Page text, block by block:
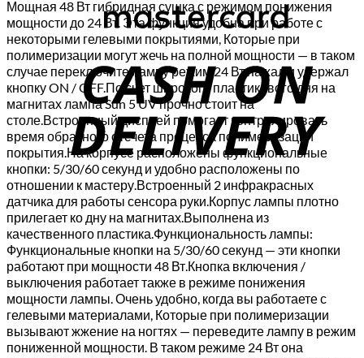
Мощная 48 Вт гибридная сушка с режимом понижения
мощности до 24 Вт. Эта функция удобна при работе с
некоторыми гелевыми покрытиями, Которые при
полимеризации могут жечь на полной мощности — в таком
случае переключите лампу режим 24 Вт нажал и удержал
кнопку ON / OFF.По счет широкого пластикового дня на
магнитах лампа Sun 5 UV прочно стоит на
столе.Встроенный дисплей помогает контролировать
время обратного отсчета процесса полимеризации
покрытия.На корпусе расположены функциональные
кнопки: 5/30/60 секунд и удобно расположены по
отношении к мастеру.Встроенный 2 инфракрасных
датчика для работы сенсора руки.Корпус лампы плотно
прилегает ко дну на магнитах.Выполнена из
качественного пластика.Функциональность лампы:
Функциональные кнопки на 5/30/60 секунд — эти кнопки
работают при мощности 48 Вт.Кнопка включения /
выключения работает также в режиме понижения
мощности лампы. Очень удобно, когда вы работаете с
гелевыми материалами, Которые при полимеризации
вызывают жжение на ногтях — переведите лампу в режим
пониженной мощности. В таком режиме 24 Вт она